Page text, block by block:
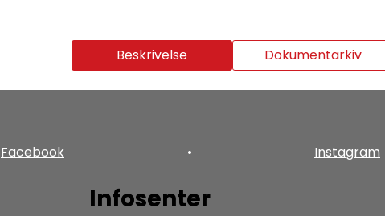
Beskrivelse Dokumentarkiv
Facebook • Instagram
Infosenter